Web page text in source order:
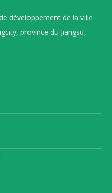
développement de la ville
province du Jiangsu,